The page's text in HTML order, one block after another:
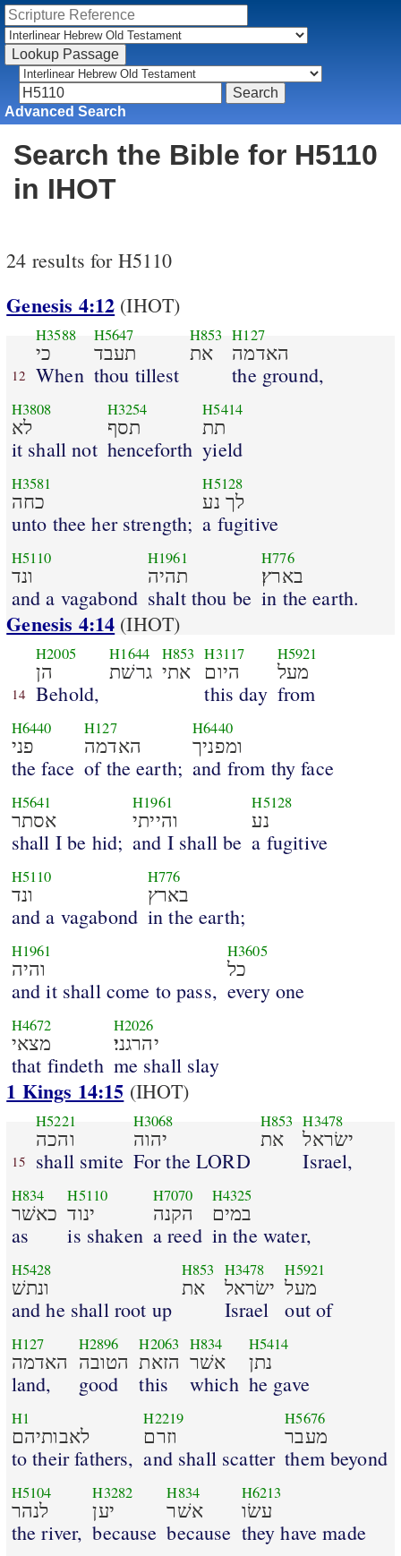
Advanced Search
Search the Bible for H5110
in IHOT
24 results for H5110
Genesis 4:12 (IHOT)
12
H3588
כי
When
H5647
תעבד
thou tillest
H853
את
H127
האדמה
the ground,
H3808
לא
it shall not
H3254
תסף
henceforth
H5414
תת
yield
H3581
כחה
unto thee her strength;
H5128
לך נע
a fugitive
H5110
ונד
and a vagabond
H1961
תהיה
shalt thou be
H776
בארץ׃
in the earth.
Genesis 4:14 (IHOT)
14
H2005
הן
Behold,
H1644
גרשׁת
H853
אתי
H3117
היום
this day
H5921
מעל
from
H6440
פני
the face
H127
האדמה
of the earth;
H6440
ומפניך
and from thy face
H5641
אסתר
shall I be hid;
H1961
והייתי
and I shall be
H5128
נע
a fugitive
H5110
ונד
and a vagabond
H776
בארץ
in the earth;
H1961
והיה
and it shall come to pass,
H3605
כל
every one
H4672
מצאי
that findeth
H2026
יהרגני׃
me shall slay
1 Kings 14:15 (IHOT)
15
H5221
והכה
shall smite
H3068
יהוה
For the LORD
H853
את
H3478
ישׂראל
Israel,
H834
כאשׁר
as
H5110
ינוד
is shaken
H7070
הקנה
a reed
H4325
במים
in the water,
H5428
ונתשׁ
and he shall root up
H853
את
H3478
ישׂראל
Israel
H5921
מעל
out of
H127
האדמה
land,
H2896
הטובה
good
H2063
הזאת
this
H834
אשׁר
which
H5414
נתן
he gave
H1
לאבותיהם
to their fathers,
H2219
וזרם
and shall scatter
H5676
מעבר
them beyond
H5104
לנהר
the river,
H3282
יען
because
H834
אשׁר
because
H6213
עשׂו
they have made